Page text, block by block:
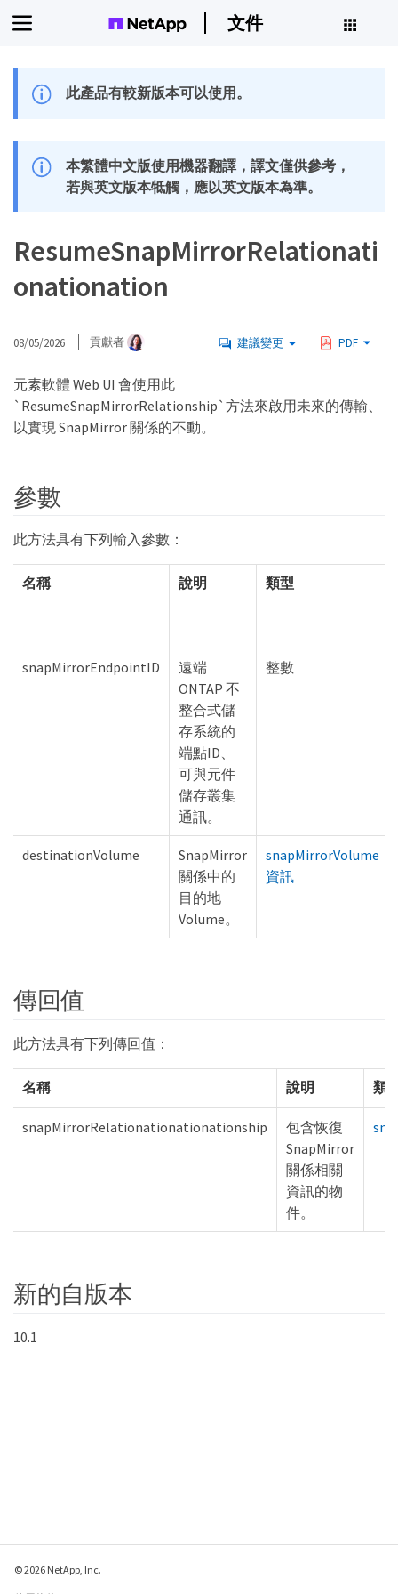
文件
此產品有較新版本可以使用。
本繁體中文版使用機器翻譯，譯文僅供參考，
若與英文版本牴觸，應以英文版本為準。
ResumeSnapMirrorRelationati
onationation
08/05/2026 貢獻者 建議變更 PDF
元素軟體 Web UI 會使用此
`ResumeSnapMirrorRelationship`方法來啟用未來的傳輸、
以實現 SnapMirror 關係的不動。
參數
此方法具有下列輸入參數：
名稱 說明 類型
snapMirrorEndpointID
遠端
ONTAP 不
整合式儲
存系統的
端點ID、
可與元件
儲存叢集
通訊。
整數
destinationVolume
SnapMirror
關係中的
目的地
Volume。
snapMirrorVolume
資訊
傳回值
此方法具有下列傳回值：
名稱 說明 類
snapMirrorRelationationationationship
包含恢復
SnapMirror
關係相關
資訊的物
件。
新的自版本
10.1
© 2026 NetApp, Inc.